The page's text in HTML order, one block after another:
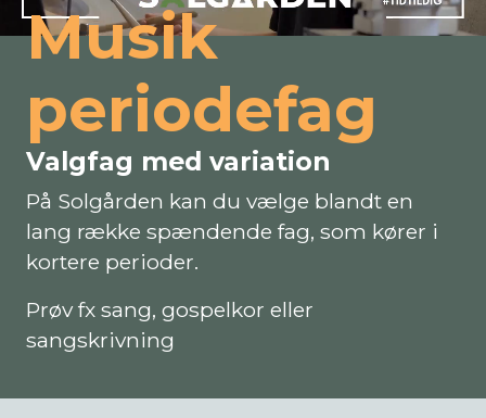
Musik
periodefag
Valgfag med variation
På Solgården kan du vælge blandt en
lang række spændende fag, som kører i
kortere perioder.
Prøv fx sang, gospelkor eller
sangskrivning